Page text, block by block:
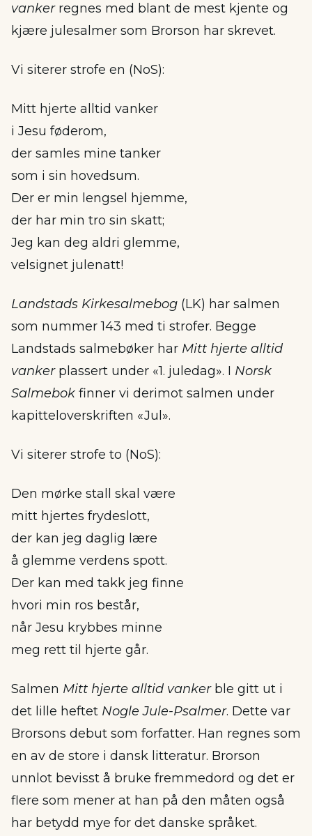
vankerregnes med blant de mest kjente og
kjære julesalmer som Brorson har skrevet.
Vi siterer strofe en (NoS):
Mitt hjerte alltid vanker
i Jesu føderom,
der samles mine tanker
som i sin hovedsum.
Der er min lengsel hjemme,
der har min tro sin skatt;
Jeg kan deg aldri glemme,
velsignet julenatt!
Landstads Kirkesalmebog (LK) har salmen
som nummer 143 med ti strofer. Begge
Landstads salmebøker har Mitt hjerte alltid
vankerplassert under «1. juledag». I Norsk
Salmebok finner vi derimot salmen under
kapitteloverskriften «Jul».
Vi siterer strofe to (NoS):
Den mørke stall skal være
mitt hjertes frydeslott,
der kan jeg daglig lære
å glemme verdens spott.
Der kan med takk jeg finne
hvori min ros består,
når Jesu krybbes minne
meg rett til hjerte går.
Salmen Mitt hjerte alltid vankerble gitt ut i
det lille heftet Nogle Jule-Psalmer. Dette var
Brorsons debut som forfatter. Han regnes som
en av de store i dansk litteratur. Brorson
unnlot bevisst å bruke fremmedord og det er
flere som mener at han på den måten også
har betydd mye for det danske språket.